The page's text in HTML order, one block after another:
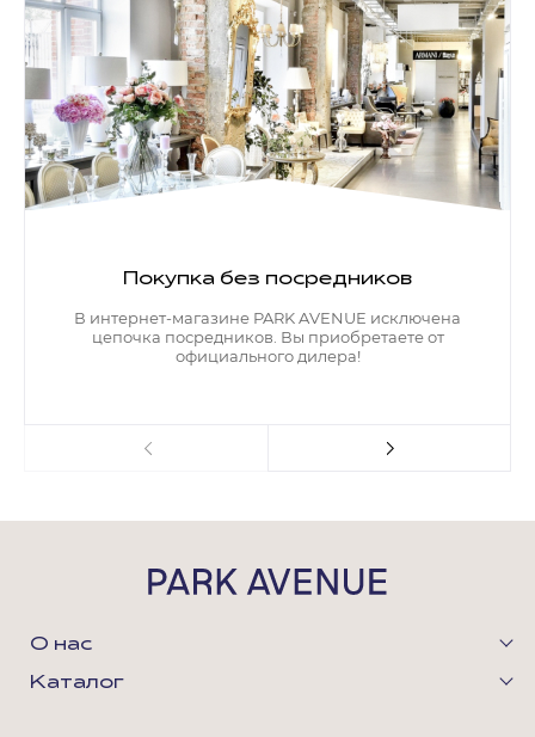
Покупка без посредников
В интернет-магазине PARK AVENUE исключена
цепочка посредников. Вы приобретаете от
официального дилера!
О нас
Каталог